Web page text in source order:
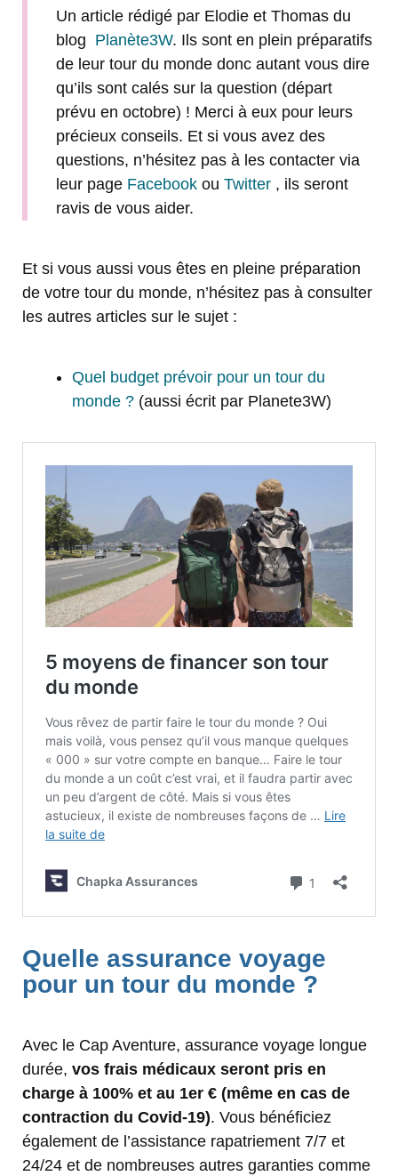
Un article rédigé par Elodie et Thomas du
blog Planète3W. Ils sont en plein préparatifs
de leur tour du monde donc autant vous dire
qu’ils sont calés sur la question (départ
prévu en octobre) ! Merci à eux pour leurs
précieux conseils. Et si vous avez des
questions, n’hésitez pas à les contacter via
leur page Facebook ouTwitter , ils seront
ravis de vous aider.
Et si vous aussi vous êtes en pleine préparation
de votre tour du monde, n’hésitez pas à consulter
les autres articles sur le sujet :
Quel budget prévoir pour un tour du
monde ? (aussi écrit par Planete3W)
Quelle assurance voyage
pour un tour du monde ?
Avec le Cap Aventure, assurance voyage longue
durée, vos frais médicaux seront pris en
charge à 100% et au 1er € (même en cas de
contraction du Covid-19). Vous bénéficiez
également de l’assistance rapatriement 7/7 et
24/24 et de nombreuses autres garanties comme